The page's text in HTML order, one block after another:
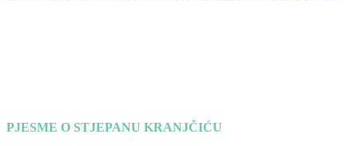
PJESME O STJEPANU KRANJČIĆU